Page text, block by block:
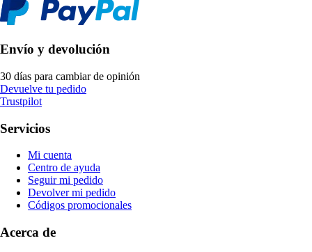
Envío y devolución
30 días para cambiar de opinión
Devuelve tu pedido
Trustpilot
Servicios
Mi cuenta
Centro de ayuda
Seguir mi pedido
Devolver mi pedido
Códigos promocionales
Acerca de